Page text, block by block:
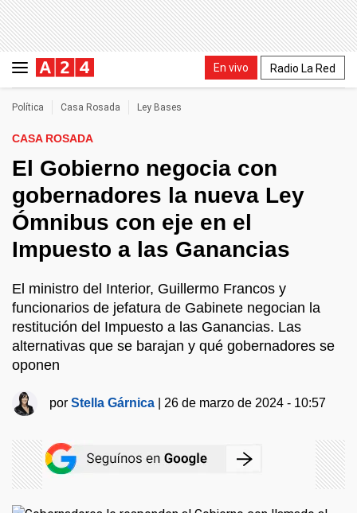
En vivo Radio La Red
Política Casa Rosada Ley Bases
CASA ROSADA
El Gobierno negocia con
gobernadores la nueva Ley
Ómnibus con eje en el
Impuesto a las Ganancias
El ministro del Interior, Guillermo Francos y
funcionarios de jefatura de Gabinete negocian la
restitución del Impuesto a las Ganancias. Las
alternativas que se barajan y qué gobernadores se
oponen
porStella Gárnica 26 de marzo de 2024 - 10:57